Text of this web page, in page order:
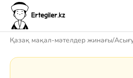
Қазақ мақал-мәтелдер жинағы/